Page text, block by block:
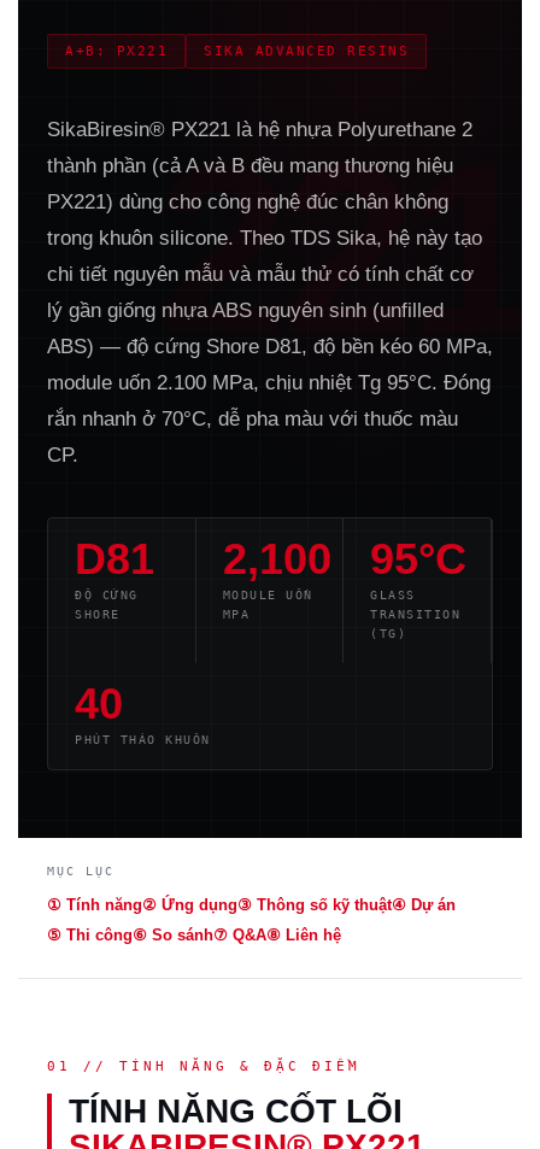
221
A+B: PX221 SIKA ADVANCED RESINS
SikaBiresin® PX221 là hệ nhựa Polyurethane 2
thành phần (cả A và B đều mang thương hiệu
PX221) dùng cho công nghệ đúc chân không
trong khuôn silicone. Theo TDS Sika, hệ này tạo
chi tiết nguyên mẫu và mẫu thử có tính chất cơ
lý gần giống nhựa ABS nguyên sinh (unfilled
ABS) — độ cứng Shore D81, độ bền kéo 60 MPa,
module uốn 2.100 MPa, chịu nhiệt Tg 95°C. Đóng
rắn nhanh ở 70°C, dễ pha màu với thuốc màu
CP.
D81
ĐỘ CỨNG
SHORE
2,100
MODULE UỐN
MPA
95°C
GLASS
TRANSITION
(TG)
40
PHÚT THÁO KHUÔN
MỤC LỤC
① Tính năng② Ứng dụng③ Thông số kỹ thuật④ Dự án
⑤ Thi công⑥ So sánh⑦ Q&A⑧ Liên hệ
01 // TÍNH NĂNG & ĐẶC ĐIỂM
TÍNH NĂNG CỐT LÕI